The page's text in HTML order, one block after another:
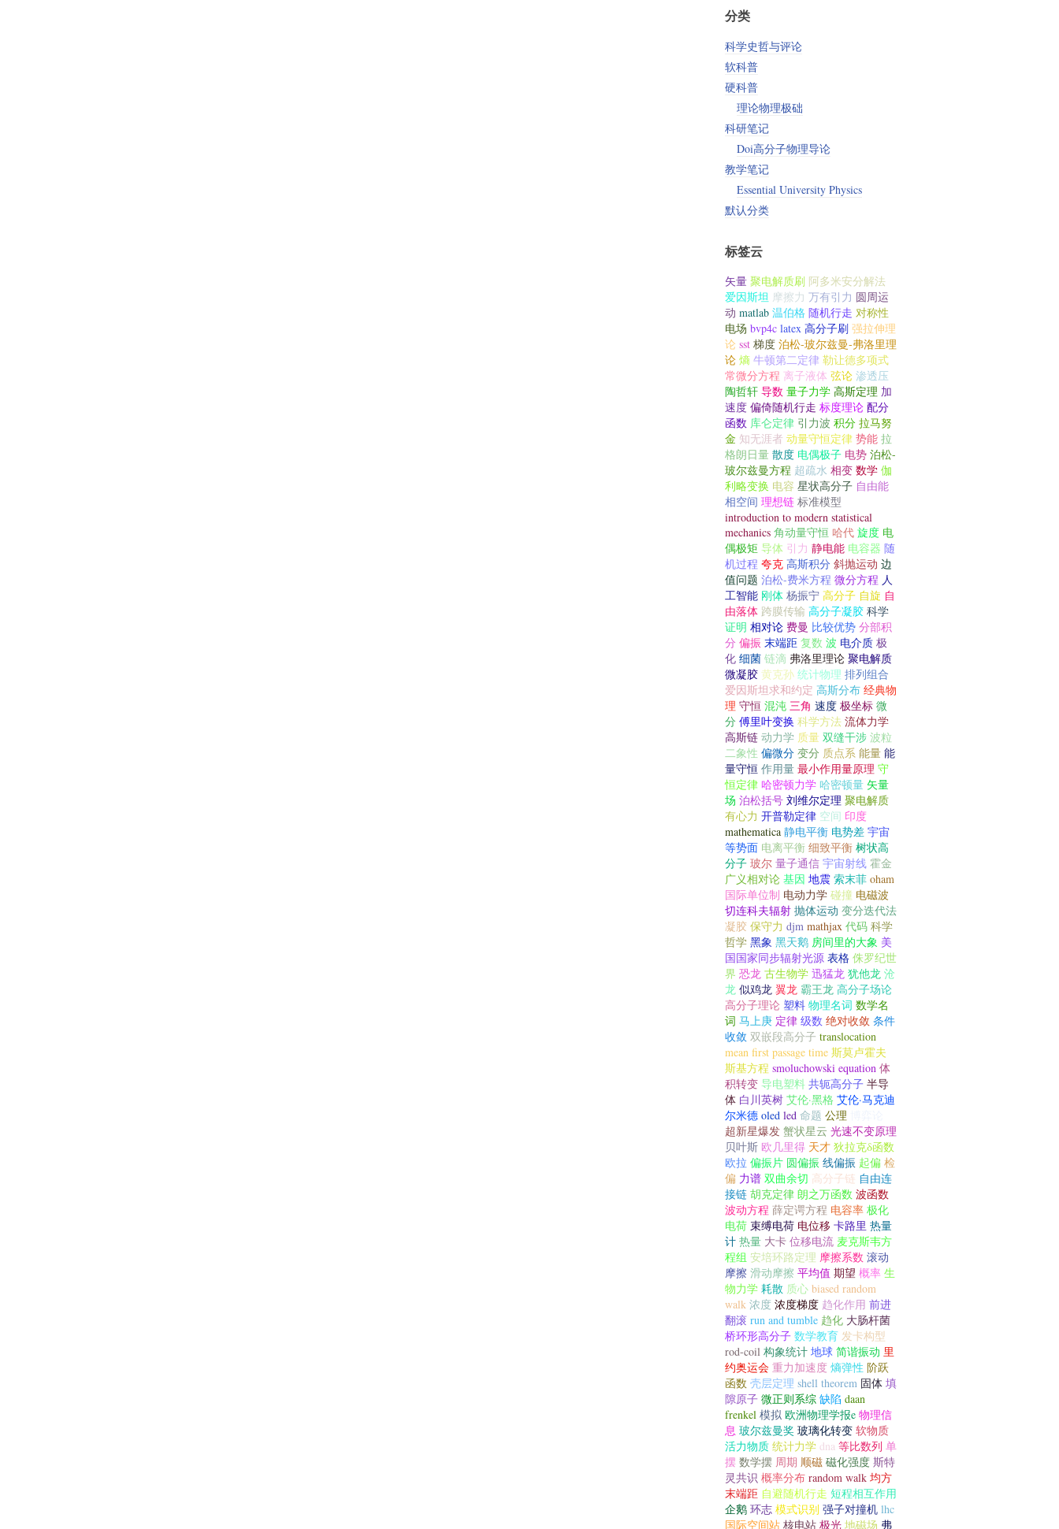
分类
科学史哲与评论
软科普
硬科普
理论物理极础
科研笔记
Doi高分子物理导论
教学笔记
Essential University Physics
默认分类
标签云
矢量 聚电解质刷 阿多米安分解法
爱因斯坦 摩擦力 万有引力 圆周运
动 matlab 温伯格 随机行走 对称性
电场 bvp4c latex 高分子刷 强拉伸理
论 sst 梯度 泊松-玻尔兹曼-弗洛里理
论 熵 牛顿第二定律 勒让德多项式
常微分方程 离子液体 弦论 渗透压
陶哲轩 导数 量子力学 高斯定理 加
速度 偏倚随机行走 标度理论 配分
函数 库仑定律 引力波 积分 拉马努
金 知无涯者 动量守恒定律 势能 拉
格朗日量 散度 电偶极子 电势 泊松-
玻尔兹曼方程 超疏水 相变 数学 伽
利略变换 电容 星状高分子 自由能
相空间 理想链 标准模型
introduction to modern statistical
mechanics 角动量守恒 哈代 旋度 电
偶极矩 导体 引力 静电能 电容器 随
机过程 夸克 高斯积分 斜抛运动 边
值问题 泊松-费米方程 微分方程 人
工智能 刚体 杨振宁 高分子 自旋 自
由落体 跨膜传输 高分子凝胶 科学
证明 相对论 费曼 比较优势 分部积
分 偏振 末端距 复数 波 电介质 极
化 细菌 链滴 弗洛里理论 聚电解质
微凝胶 黄克孙 统计物理 排列组合
爱因斯坦求和约定 高斯分布 经典物
理 守恒 混沌 三角 速度 极坐标 微
分 傅里叶变换 科学方法 流体力学
高斯链 动力学 质量 双缝干涉 波粒
二象性 偏微分 变分 质点系 能量 能
量守恒 作用量 最小作用量原理 守
恒定律 哈密顿力学 哈密顿量 矢量
场 泊松括号 刘维尔定理 聚电解质
有心力 开普勒定律 空间 印度
mathematica 静电平衡 电势差 宇宙
等势面 电离平衡 细致平衡 树状高
分子 玻尔 量子通信 宇宙射线 霍金
广义相对论 基因 地震 索末菲 oham
国际单位制 电动力学 碰撞 电磁波
切连科夫辐射 抛体运动 变分迭代法
凝胶 保守力 djm mathjax 代码 科学
哲学 黑象 黑天鹅 房间里的大象 美
国国家同步辐射光源 表格 侏罗纪世
界 恐龙 古生物学 迅猛龙 犹他龙 沧
龙 似鸡龙 翼龙 霸王龙 高分子场论
高分子理论 塑料 物理名词 数学名
词 马上庚 定律 级数 绝对收敛 条件
收敛 双嵌段高分子 translocation
mean first passage time 斯莫卢霍夫
斯基方程 smoluchowski equation 体
积转变 导电塑料 共轭高分子 半导
体 白川英树 艾伦·黑格 艾伦·马克迪
尔米德 oled led 命题 公理
超新星爆发 蟹状星云 光速不变原理
贝叶斯 欧几里得 天才 狄拉克δ函数
欧拉 偏振片 圆偏振 线偏振 起偏 检
偏 力谱 双曲余切 高分子链 自由连
接链 胡克定律 朗之万函数 波函数
波动方程 薛定谔方程 电容率 极化
电荷 束缚电荷 电位移 卡路里 热量
计 热量 大卡 位移电流 麦克斯韦方
程组 安培环路定理 摩擦系数 滚动
摩擦 滑动摩擦 平均值 期望 概率 生
物力学 耗散 质心 biased random
walk 浓度 浓度梯度 趋化作用 前进
翻滚 run and tumble 趋化 大肠杆菌
桥环形高分子 数学教育 发卡构型
rod-coil 构象统计 地球 简谐振动 里
约奥运会 重力加速度 熵弹性 阶跃
函数 壳层定理 shell theorem 固体 填
隙原子 微正则系综 缺陷 daan
frenkel 模拟 欧洲物理学报e 物理信
息 玻尔兹曼奖 玻璃化转变 软物质
活力物质 统计力学 dna 等比数列 单
摆 数学摆 周期 顺磁 磁化强度 斯特
灵共识 概率分布 random walk 均方
末端距 自避随机行走 短程相互作用
企鹅 环志 模式识别 强子对撞机 lhc
国际空间站 核电站 极光 地磁场 弗